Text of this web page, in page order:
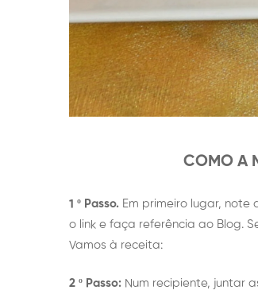
COMO A
1 º Passo. Em primeiro lugar,
o link e faça referência ao Blog.
Vamos à receita:
2 º Passo: Num recipiente, juntar